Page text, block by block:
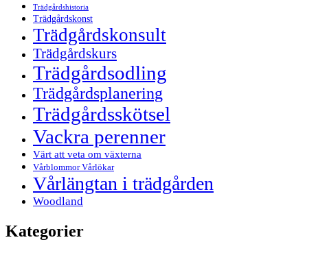
Trädgårdshistoria
Trädgårdskonst
Trädgårdskonsult
Trädgårdskurs
Trädgårdsodling
Trädgårdsplanering
Trädgårdsskötsel
Vackra perenner
Värt att veta om växterna
Vårblommor Vårlökar
Vårlängtan i trädgården
Woodland
Kategorier